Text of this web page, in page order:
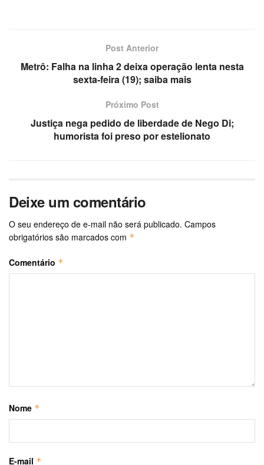
Post Anterior
Metrô: Falha na linha 2 deixa operação lenta nesta
sexta-feira (19); saiba mais
Próximo Post
Justiça nega pedido de liberdade de Nego Di;
humorista foi preso por estelionato
Deixe um comentário
O seu endereço de e-mail não será publicado. Campos
obrigatórios são marcados com *
Comentário *
Nome *
E-mail *